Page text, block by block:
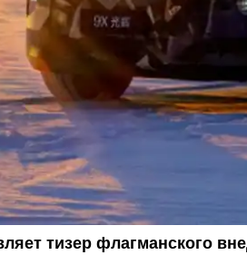
тизер флагманского